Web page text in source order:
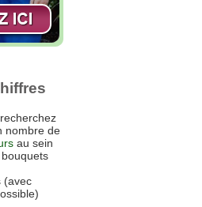
nombre de
au sein
(avec